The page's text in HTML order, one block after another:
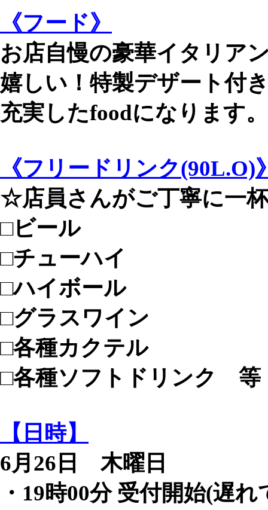
《フード》
お店自慢の豪華イタリア
嬉しい！特製デザート付
充実したfoodになります。
《フリードリンク(90L.O)
☆店員さんがご丁寧に一
□ビール
□チューハイ
□ハイボール
□グラスワイン
□各種カクテル
□各種ソフトドリンク 等
【日時】
6月26日 木曜日
・19時00分 受付開始(遅